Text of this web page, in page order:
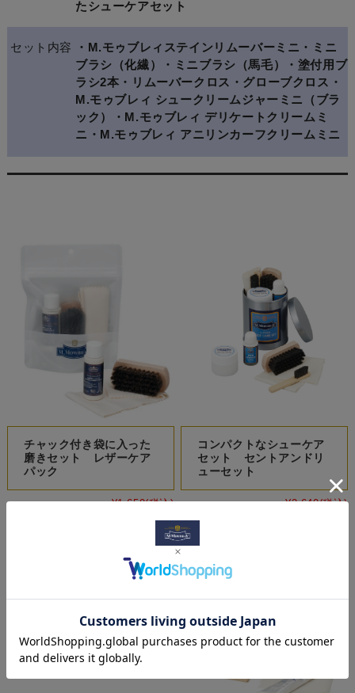
たシューケアセット
セット内容
・M.モゥブレィステインリムーバーミニ・ミニ
ブラシ（化繊）・ミニブラシ（馬毛）・塗付用ブ
ラシ2本・リムーバークロス・グローブクロス・
M.モゥブレィ シュークリームジャーミニ（ブラ
ック）・M.モゥブレィ デリケートクリームミ
ニ・M.モゥブレィ アニリンカーフクリームミニ
チャック付き袋に入った
磨きセット レザーケア
パック
¥1,650(税込)
コンパクトなシューケア
セット セントアンドリ
ューセット
¥2,640(税込)